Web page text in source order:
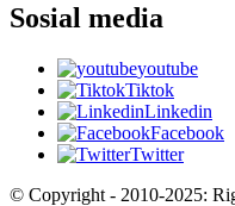
Sosial media
youtube
Tiktok
Linkedin
Facebook
Twitter
© Copyright - 2010-2025: